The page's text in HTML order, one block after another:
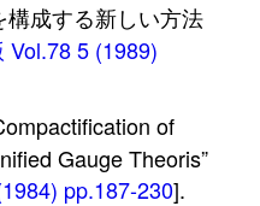
成する新しい方法
Vol.78 5 (1989)
of
Gauge Theoris”
pp.187-230].